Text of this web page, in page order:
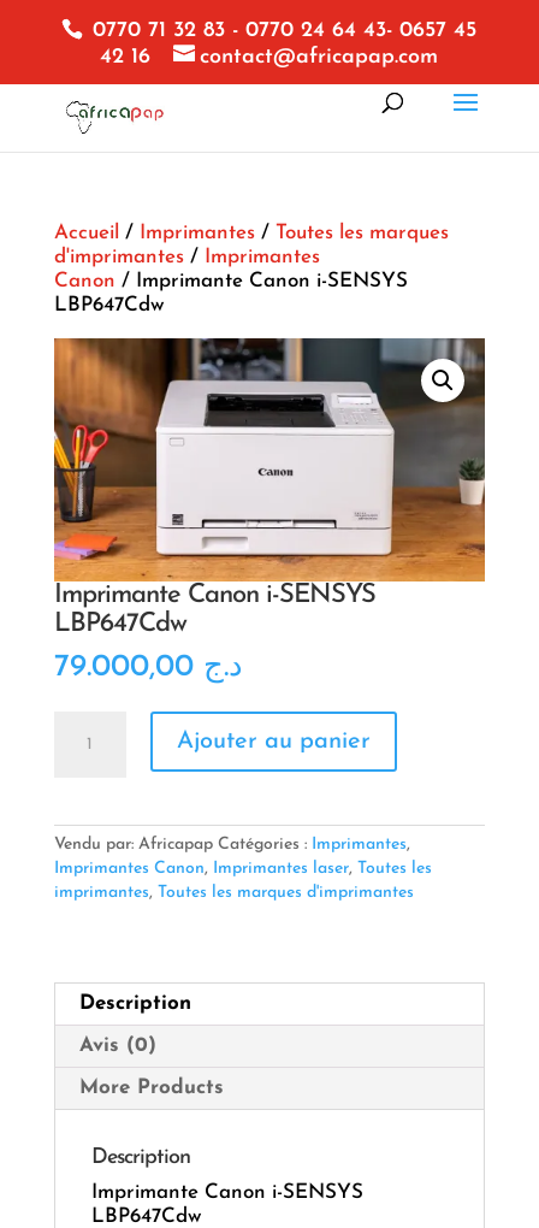
0770 71 32 83 - 0770 24 64 43- 0657 45
42 16
contact@africapap.com
Accueil / Imprimantes/ Toutes les marques
d'imprimantes/
Imprimantes
Canon / Imprimante Canon i-SENSYS
LBP647Cdw
Imprimante Canon i-SENSYS
LBP647Cdw
د.ج 79.000,00
Imprimante
SENSYS
LBP647Cdw
Ajouter au panier
Vendu par: Africapap Catégories : Imprimantes,
Imprimantes Canon, Imprimantes laser, Toutes les
imprimantes, Toutes les marques d'imprimantes
Description
Avis (0)
More Products
Description
Imprimante Canon i-SENSYS
LBP647Cdw